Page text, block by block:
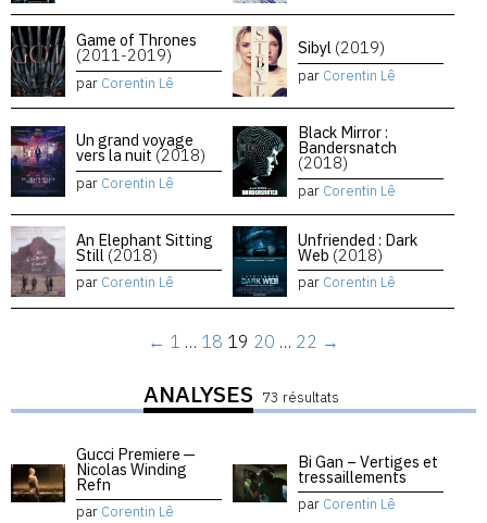
Game of Thrones
(2011-2019)
par Corentin Lê
Sibyl (2019)
par Corentin Lê
Un grand voyage
vers la nuit (2018)
par Corentin Lê
Black Mirror :
Bandersnatch
(2018)
par Corentin Lê
An Elephant Sitting
Still (2018)
par Corentin Lê
Unfriended : Dark
Web (2018)
par Corentin Lê
← 1 … 18 19 20 … 22 →
ANALYSES 73 résultats
Gucci Premiere —
Nicolas Winding
Refn
par Corentin Lê
Bi Gan – Vertiges et
tressaillements
par Corentin Lê